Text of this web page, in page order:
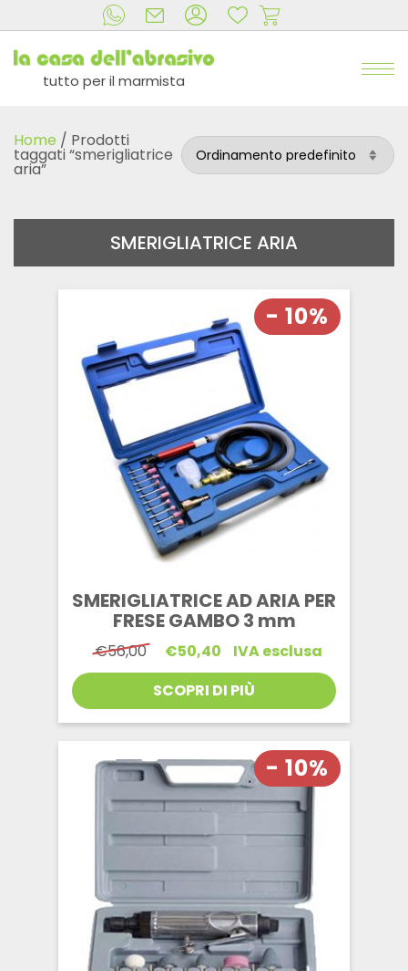
tutto per il marmista
Home / Prodotti
taggati “smerigliatrice
aria”
SMERIGLIATRICE ARIA
- 10%
SMERIGLIATRICE AD ARIA PER
FRESE GAMBO 3 mm
€56,00 Il
originale
era:
€56,00.
€50,40
Il
attuale
è:
€50,40.
IVA esclusa
SCOPRI DI PIÙ
- 10%